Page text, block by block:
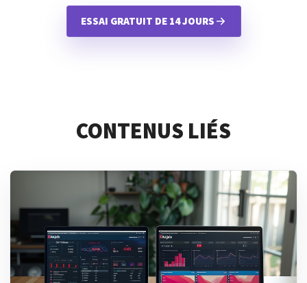
ESSAI GRATUIT DE 14 JOURS
CONTENUS LIÉS